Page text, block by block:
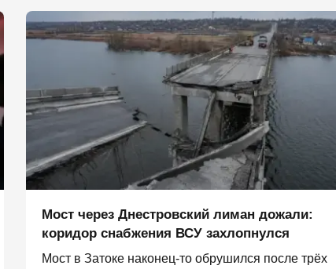
Мост через Днестровский лиман дожали:
коридор снабжения ВСУ захлопнулся
Мост в Затоке наконец-то обрушился после трёх